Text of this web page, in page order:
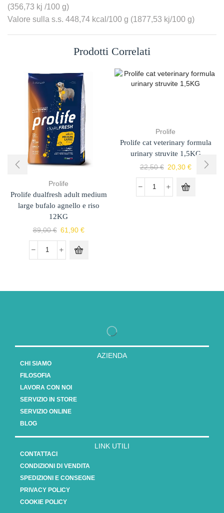
(356,73 kj /100 g)
Valore sulla s.s. 448,74 kcal/100 g (1877,53 kj/100 g)
Prodotti Correlati
Prolife
Prolife dualfresh adult medium
large bufalo agnello e riso
12KG
89,00€ 61,90 €
Prolife
Prolife cat veterinary formula
urinary struvite 1,5KG
22,50€ 20,30 €
AZIENDA
CHI SIAMO
FILOSOFIA
LAVORA CON NOI
SERVIZIO IN STORE
SERVIZIO ONLINE
BLOG
LINK UTILI
CONTATTACI
CONDIZIONI DI VENDITA
SPEDIZIONI E CONSEGNE
PRIVACY POLICY
COOKIE POLICY